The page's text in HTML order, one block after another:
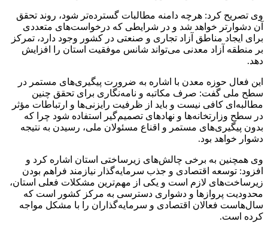
وی تصریح کرد: هرچه دامنه مطالبات گسترده‌تر شود، روند تحقق
آن دشوارتر خواهد شد ‌و در شرایطی که درخواست‌های متعددی
برای ایجاد مناطق آزاد تجاری و صنعتی در کشور وجود دارد، تمرکز
بر منطقه آزاد معدنی می‌تواند شانس موفقیت استان را افزایش
دهد.
این فعال حوزه معدن با اشاره به ضرورت پیگیری‌های مستمر در
سطح ملی گفت: صرف مکاتبه و نامه‌نگاری برای تحقق چنین
مطالبه‌ای کافی نیست و باید از ظرفیت رایزنی‌ها و ارتباطات مؤثر
در سطح وزارتخانه‌ها و نهادهای تصمیم‌گیر استفاده شود چرا که
بدون پیگیری‌های مستمر و اقناع مسئولان ملی، رسیدن به نتیجه
دشوار خواهد بود.
وی همچنین به برخی چالش‌های زیرساختی استان اشاره کرد و
افزود: توسعه اقتصادی و جذب سرمایه‌گذار نیازمند فراهم بودن
زیرساخت‌های لازم است و یکی از مهم‌ترین مشکلات فعلی استان،
محدودیت پروازها و دشواری دسترسی به مرکز کشور است که
سال‌هاست فعالان اقتصادی و سرمایه‌گذاران را با مشکل مواجه
کرده است.